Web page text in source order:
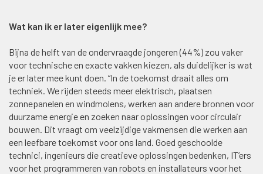
Wat kan ik er later eigenlijk mee?
Bijna de helft van de ondervraagde jongeren (44%) zou vaker
voor technische en exacte vakken kiezen, als duidelijker is wat
je er later mee kunt doen. “In de toekomst draait alles om
techniek. We rijden steeds meer elektrisch, plaatsen
zonnepanelen en windmolens, werken aan andere bronnen voor
duurzame energie en zoeken naar oplossingen voor circulair
bouwen. Dit vraagt om veelzijdige vakmensen die werken aan
een leefbare toekomst voor ons land. Goed geschoolde
technici, ingenieurs die creatieve oplossingen bedenken, IT’ers
voor het programmeren van robots en installateurs voor het